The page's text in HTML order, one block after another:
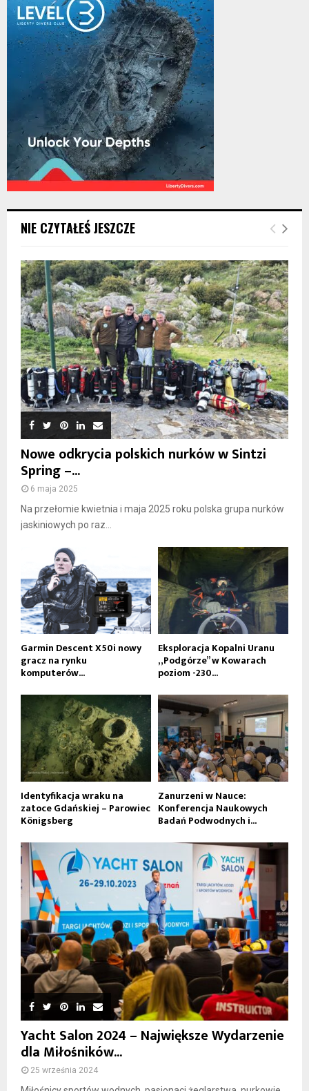
NIE CZYTAŁEŚ JESZCZE
Nowe odkrycia polskich nurków w Sintzi
Spring –...
6 maja 2025
Na przełomie kwietnia i maja 2025 roku polska grupa nurków
jaskiniowych po raz...
Garmin Descent X50i nowy
gracz na rynku
komputerów...
Eksploracja Kopalni Uranu
„Podgórze” w Kowarach
poziom -230...
Identyfikacja wraku na
zatoce Gdańskiej – Parowiec
Königsberg
Zanurzeni w Nauce:
Konferencja Naukowych
Badań Podwodnych i...
Yacht Salon 2024 – Największe Wydarzenie
dla Miłośników...
25 września 2024